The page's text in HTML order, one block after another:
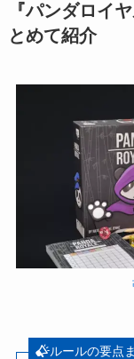
『パンダロイ
とめて紹介
ルールの要点